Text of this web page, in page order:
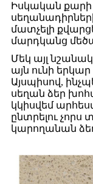
Իսկական
մատչելի
մարդկանց
Մեկ այլ
այն ունի
Այսպիսով,
սեղան ձեր
կկիսվեմ
ընտրելու չորս
կարողանան